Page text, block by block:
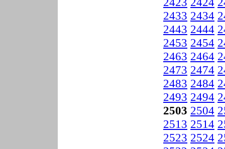
2433 2434
2443 2444
2453 2454
2463 2464
2473 2474
2483 2484
2493 2494
2503 2504
2513 2514
2523 2524